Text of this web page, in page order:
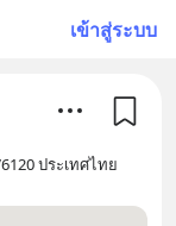
เข้าสู่ระบบ
ประเทศไทย